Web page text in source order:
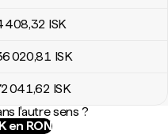
408,32 ISK
020,81 ISK
041,62 ISK
l'autre sens ?
en RON